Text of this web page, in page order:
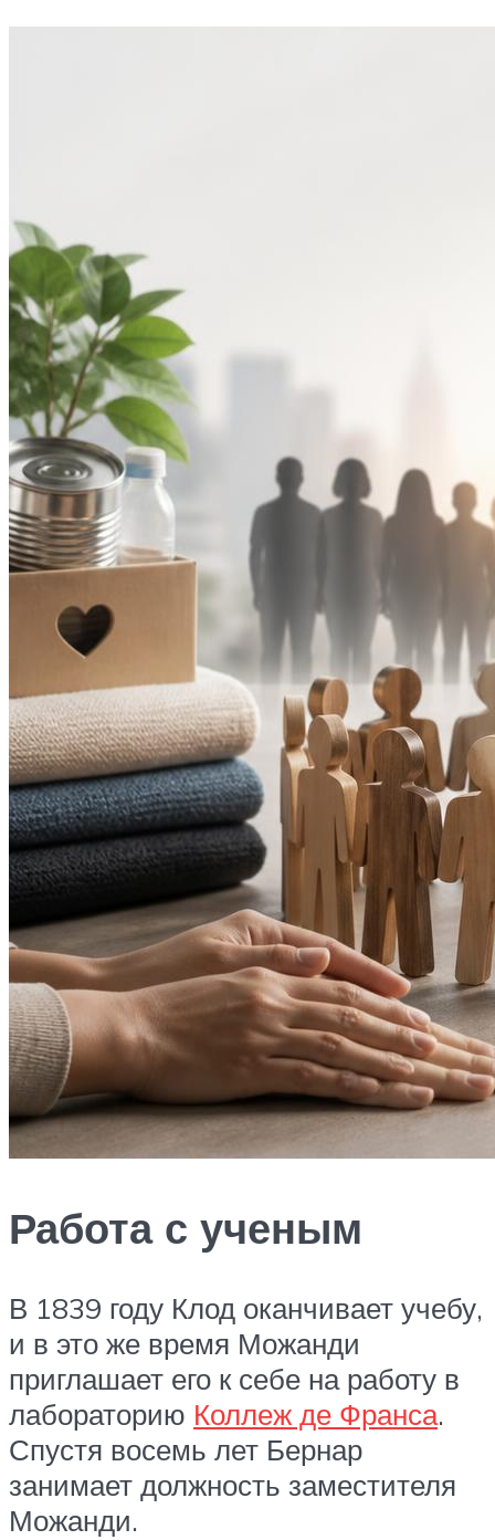
Работа с ученым
В 1839 году Клод оканчивает учебу,
и в это же время Можанди
приглашает его к себе на работу в
лабораторию Коллеж де Франса.
Спустя восемь лет Бернар
занимает должность заместителя
Можанди.